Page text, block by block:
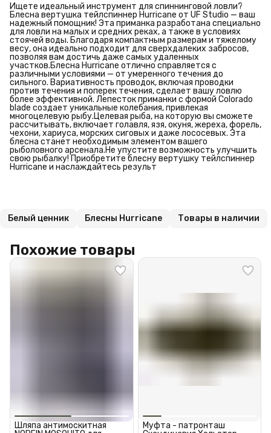
Ищете идеальный инструмент для спиннинговой ловли?
Блесна вертушка тейлспиннер Hurricane от UF Studio — ваш
надежный помощник! Эта приманка разработана специально
для ловли на малых и средних реках, а также в условиях
стоячей воды. Благодаря компактным размерам и тяжелому
весу, она идеально подходит для сверхдалеких забросов,
позволяя вам достичь даже самых удаленных
участков.Блесна Hurricane отлично справляется с
различными условиями — от умеренного течения до
сильного. Вариативность проводок, включая проводки
против течения и поперек течения, сделает вашу ловлю
более эффективной. Лепесток приманки с формой Colorado
blade создает уникальные колебания, привлекая
многоцелевую рыбу.Целевая рыба, на которую вы сможете
рассчитывать, включает голавля, язя, окуня, жереха, форель,
чехони, хариуса, морских сиговых и даже лососевых. Эта
блесна станет необходимым элементом вашего
рыболовного арсенала.Не упустите возможность улучшить
свою рыбалку! Приобретите блесну вертушку тейлспиннер
Hurricane и наслаждайтесь результ
Белый ценник Блесны Hurricane Товары в наличии
Похожие товары
Шляпа антимоскитная
Муфта - патронташ